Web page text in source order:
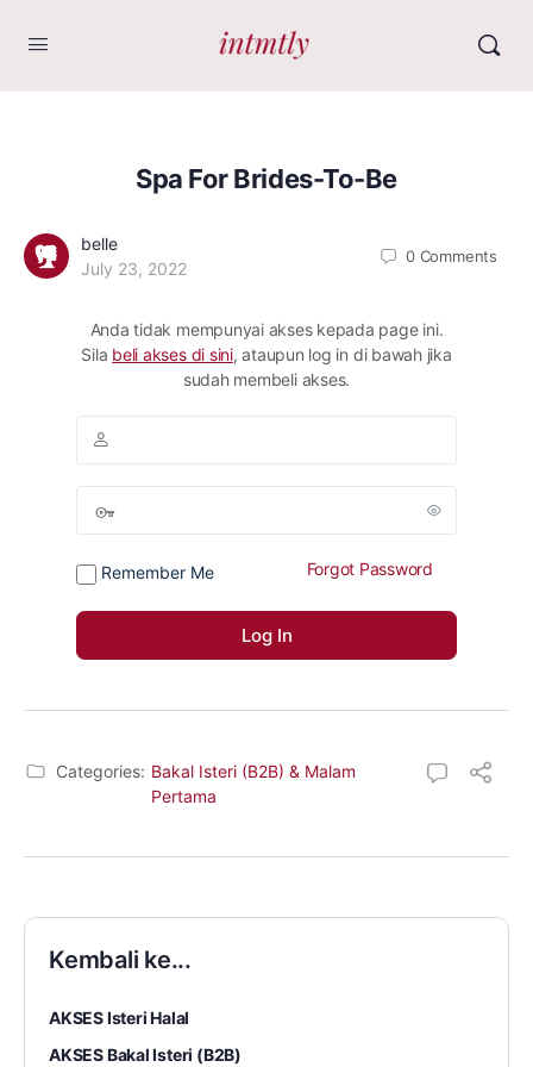
Spa For Brides-To-Be
belle
July 23, 2022
0 Comments
Anda tidak mempunyai akses kepada page ini.
Sila beli akses di sini, ataupun log in di bawah jika
sudah membeli akses.
Remember Me Forgot Password
Categories: Bakal Isteri (B2B) & Malam
Pertama
Kembali ke...
AKSES Isteri Halal
AKSES Bakal Isteri (B2B)